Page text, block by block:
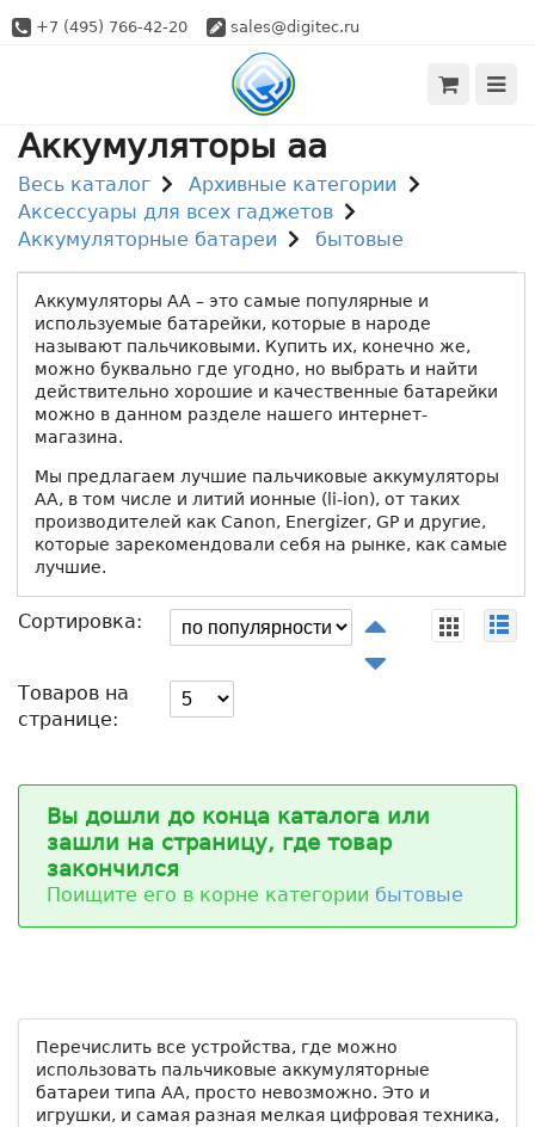
+7 (495) 766-42-20 sales@digitec.ru
Аккумуляторы aa
Весь каталог
Архивные категории
Аксессуары для всех гаджетов
Аккумуляторные батареи
бытовые
Аккумуляторы АА – это самые популярные и
используемые батарейки, которые в народе
называют пальчиковыми. Купить их, конечно же,
можно буквально где угодно, но выбрать и найти
действительно хорошие и качественные батарейки
можно в данном разделе нашего интернет-
магазина.
Мы предлагаем лучшие пальчиковые аккумуляторы
АА, в том числе и литий ионные (li-ion), от таких
производителей как Canon, Energizer, GP и другие,
которые зарекомендовали себя на рынке, как самые
лучшие.
Сортировка:
Товаров на
странице:
Вы дошли до конца каталога или
зашли на страницу, где товар
закончился
Поищите его в корне категории бытовые
Перечислить все устройства, где можно
использовать пальчиковые аккумуляторные
батареи типа АА, просто невозможно. Это и
игрушки, и самая разная мелкая цифровая техника,